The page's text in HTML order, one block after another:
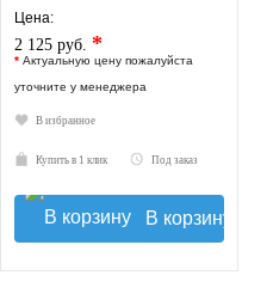
синий регулятор
Цена:
2 125 руб. *
* Актуальную цену пожалуйста
уточните у менеджера
В избранное
Купить в 1 клик Под заказ
В корзину